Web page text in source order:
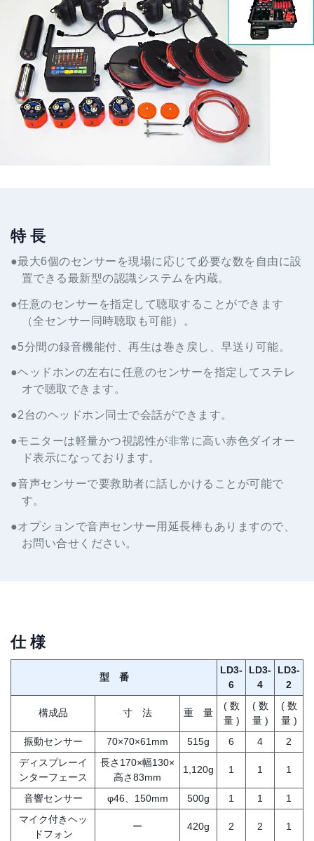
特 長
●最大6個のセンサーを現場に応じて必要な数を自由に設
置できる最新型の認識システムを内蔵。
●任意のセンサーを指定して聴取することができます
（全センサー同時聴取も可能）。
●5分間の録音機能付、再生は巻き戻し、早送り可能。
●ヘッドホンの左右に任意のセンサーを指定してステレ
オで聴取できます。
●2台のヘッドホン同士で会話ができます。
●モニターは軽量かつ視認性が非常に高い赤色ダイオー
ド表示になっております。
●音声センサーで要救助者に話しかけることが可能で
す。
●オプションで音声センサー用延長棒もありますので、
お問い合せください。
仕 様
型 番
LD3-
6
LD3-
4
LD3-
2
構成品 寸 法 重 量
( 数
量 )
( 数
量 )
( 数
量 )
振動センサー
70×70×61mm 515g 6 4
2
ディスプレーイ
ンターフェース
長さ170×幅130×
高さ83mm
1,120g 1 1 1
音響センサー φ46、150mm 500g 1 1
1
マイク付きヘッ
ドフォン
ー 420g 2 2 1